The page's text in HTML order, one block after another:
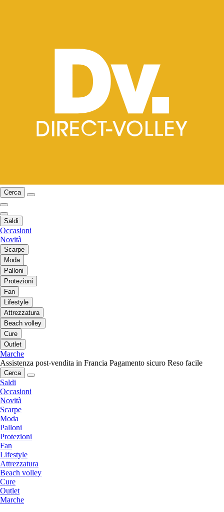
Cerca
Saldi
Occasioni
Novità
Scarpe
Moda
Palloni
Protezioni
Fan
Lifestyle
Attrezzatura
Beach volley
Cure
Outlet
Marche
Assistenza post-vendita in Francia Pagamento sicuro Reso facile
Cerca
Saldi
Occasioni
Novità
Scarpe
Moda
Palloni
Protezioni
Fan
Lifestyle
Attrezzatura
Beach volley
Cure
Outlet
Marche